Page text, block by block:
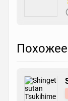
Похожее